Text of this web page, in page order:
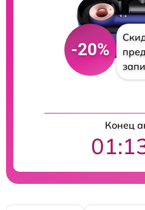
-20%
Конец